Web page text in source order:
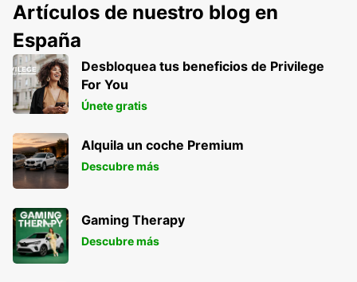
Artículos de nuestro blog en
España
Desbloquea tus beneficios de Privilege
For You
Únete gratis
Alquila un coche Premium
Descubre más
Gaming Therapy
Descubre más